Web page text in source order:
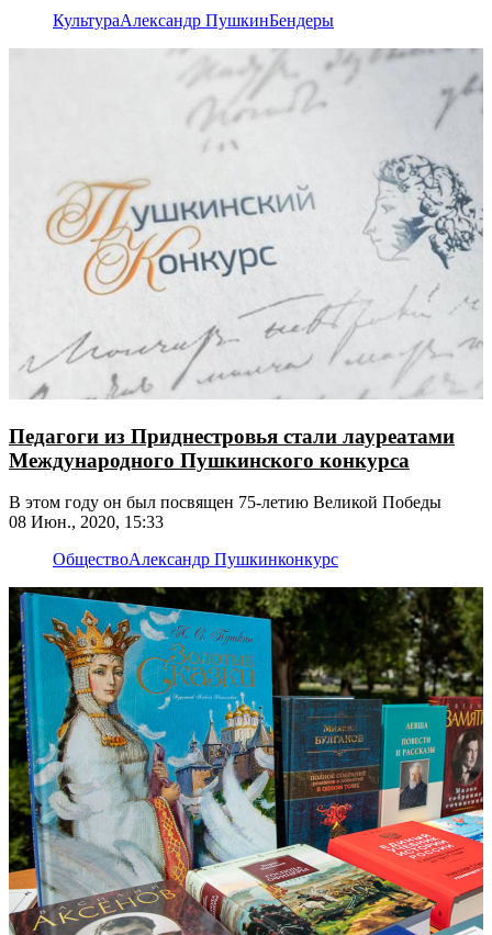
КультураАлександр ПушкинБендеры
Педагоги из Приднестровья стали лауреатами
Международного Пушкинского конкурса
В этом году он был посвящен 75-летию Великой Победы
08 Июн., 2020, 15:33
ОбществоАлександр Пушкинконкурс